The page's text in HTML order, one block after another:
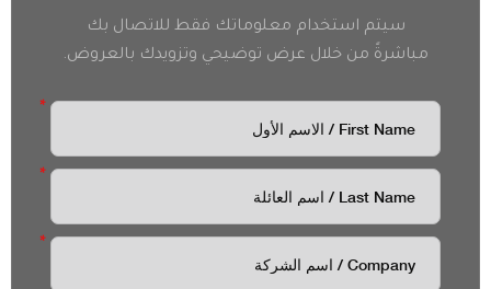
سيتم استخدام معلوماتك فقط للاتصال بك
مباشرةً من خلال عرض توضيحي وتزويدك بالعروض.
*
*
*